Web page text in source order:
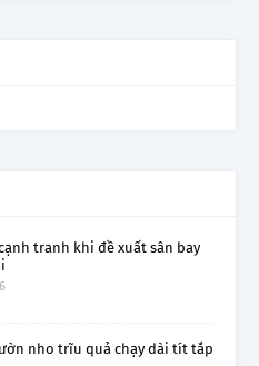
tranh khi đề xuất sân bay
nho trĩu quả chạy dài tít tắp